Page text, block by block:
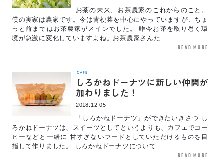
お茶の未来、お茶農家のこれからのこと。
僕の実家は農家です。今は青梗菜を中心にやっていますが、ちょ
っと前まではお茶農家がメインでした。 昨今お茶を取り巻く環
境が急激に変化していますよね。お茶農家さんた…
read more
CAFE
しろかねドーナツに新しい仲間が
加わりました！
2018.12.05
「しろかねドーナツ」ができたいきさつ し
ろかねドーナツは、スイーツとしてというよりも、カフェでコー
ヒーなどと一緒に 甘すぎないフードとしていただけるものを目
指して作りました。 しろかねドーナツについて…
read more